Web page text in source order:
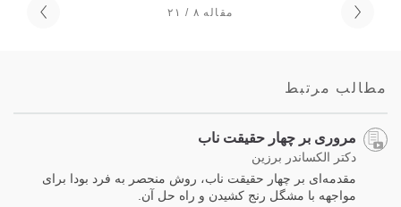
مقاله ۸ / ۲۱
مطالب مرتبط
مروری بر چهار حقیقت ناب
دکتر الکساندر برزین
مقدمه‌ای بر چهار حقیقت ناب، روش منحصر به فرد بودا برای
مواجهه با مشگل رنج کشیدن و راه حل آن.